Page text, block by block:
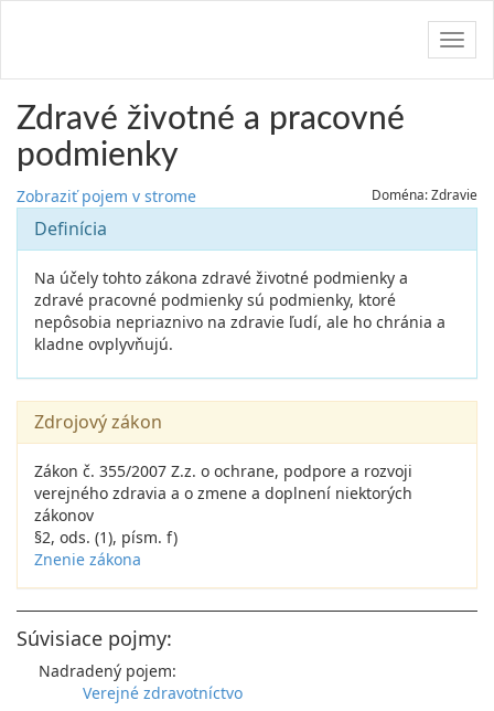
Zdravé životné a pracovné
podmienky
Zobraziť pojem v strome Doména: Zdravie
Definícia
Na účely tohto zákona zdravé životné podmienky a
zdravé pracovné podmienky sú podmienky, ktoré
nepôsobia nepriaznivo na zdravie ľudí, ale ho chránia a
kladne ovplyvňujú.
Zdrojový zákon
Zákon č. 355/2007 Z.z. o ochrane, podpore a rozvoji
verejného zdravia a o zmene a doplnení niektorých
zákonov
§2, ods. (1), písm. f)
Znenie zákona
Súvisiace pojmy:
Nadradený pojem:
Verejné zdravotníctvo